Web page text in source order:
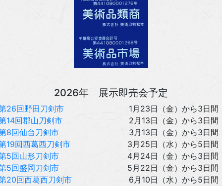
2026年 展示即売会予定
26回野田刀剣市
1月23日（金）から3日間
14回郡山刀剣市
2月13日（金）から3日間
8回仙台刀剣市
3月13日（金）から3日間
19回西葛西刀剣市
3月25日（水）から5日間
5回山形刀剣市
4月24日（金）から3日間
5回盛岡刀剣市
5月22日（金）から3日間
20回西葛西刀剣市
6月10日（水）から5日間